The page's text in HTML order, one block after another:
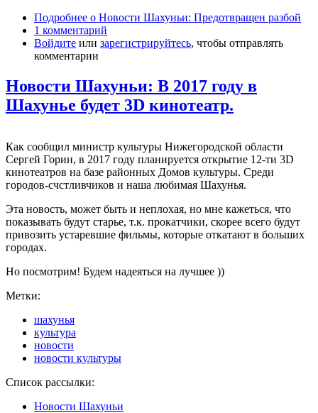
Подробнее о Новости Шахуньи: Предотвращен разбой
1 комментарий
Войдите или зарегистрируйтесь, чтобы отправлять
комментарии
Новости Шахуньи: В 2017 году в
Шахунье будет 3D кинотеатр.
Как сообщил министр культуры Нижегородской области
Сергей Горин, в 2017 году планируется открытие 12-ти 3D
кинотеатров на базе районных Домов культуры. Среди
городов-счстливчиков и наша любимая Шахунья.
Эта новость, может быть и неплохая, но мне кажеться, что
показывать будут старье, т.к. прокатчики, скорее всего будут
привозить устаревшие фильмы, которые откатают в больших
городах.
Но посмотрим! Будем надеяться на лучшее ))
Метки:
шахунья
культура
новости
новости культуры
Список рассылки:
Новости Шахуньи